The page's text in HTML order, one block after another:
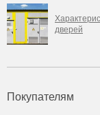
дверей
Покупателям